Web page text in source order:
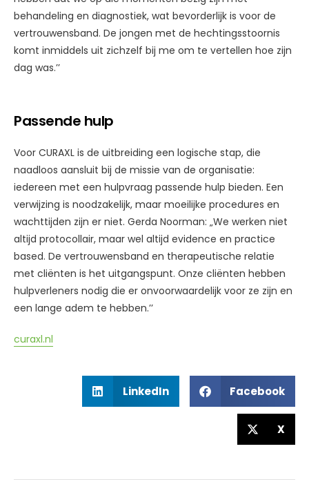
behandeling en diagnostiek, wat bevorderlijk is voor de
vertrouwensband. De jongen met de hechtingsstoornis
komt inmiddels uit zichzelf bij me om te vertellen hoe zijn
dag was.’’
Passende hulp
Voor CURAXL is de uitbreiding een logische stap, die
naadloos aansluit bij de missie van de organisatie:
iedereen met een hulpvraag passende hulp bieden. Een
verwijzing is noodzakelijk, maar moeilijke procedures en
wachttijden zijn er niet. Gerda Noorman: „We werken niet
altijd protocollair, maar wel altijd evidence en practice
based. De vertrouwensband en therapeutische relatie
met cliënten is het uitgangspunt. Onze cliënten hebben
hulpverleners nodig die er onvoorwaardelijk voor ze zijn en
een lange adem te hebben.’’
curaxl.nl
LinkedIn Facebook
X